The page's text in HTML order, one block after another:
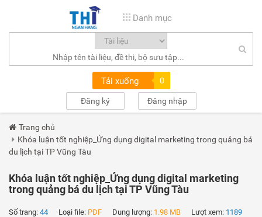
Danh mục
Tải xuống 0
Đăng ký Đăng nhập
Trang chủ
Khóa luận tốt nghiệp_Ứng dụng digital marketing trong quảng bá
du lịch tại TP Vũng Tàu
Khóa luận tốt nghiệp_Ứng dụng digital marketing
trong quảng bá du lịch tại TP Vũng Tàu
Số trang: 44 Loại file: PDF Dung lượng: 1.98 MB Lượt xem: 1189